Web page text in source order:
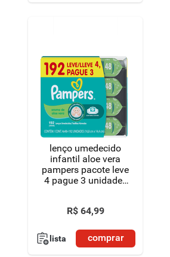
lenço umedecido
infantil aloe vera
pampers pacote leve
4 pague 3 unidades
R$ 64,99
lista comprar